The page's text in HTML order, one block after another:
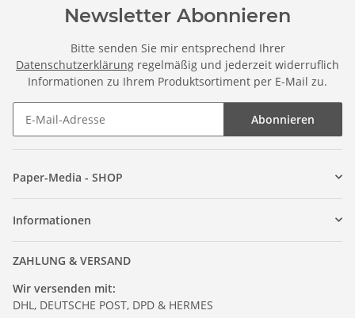
Newsletter Abonnieren
Bitte senden Sie mir entsprechend Ihrer
Datenschutzerklärung regelmäßig und jederzeit widerruflich
Informationen zu Ihrem Produktsortiment per E-Mail zu.
Abonnieren
Paper-Media - SHOP
Informationen
ZAHLUNG & VERSAND
Wir versenden mit:
DHL, DEUTSCHE POST, DPD & HERMES